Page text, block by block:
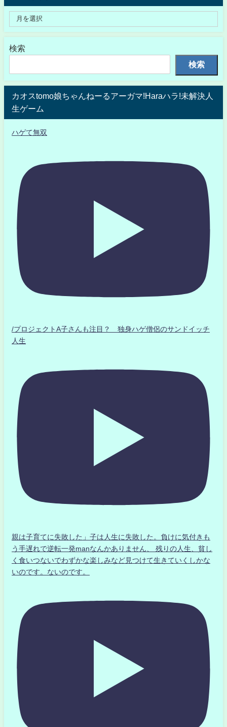
検索
検索
カオスtomo娘ちゃんねーるアーガマ!Haraハラ!未解決人
生ゲーム
ハゲて無双
/プロジェクトA子さんも注目？ 独身ハゲ僧侶のサンドイッチ
人生
親は子育てに失敗した」子は人生に失敗した。負けに気付きも
う手遅れで逆転一発manなんかありません、 残りの人生、貧し
く食いつないでわずかな楽しみなど見つけて生きていくしかな
いのです。ないのです。